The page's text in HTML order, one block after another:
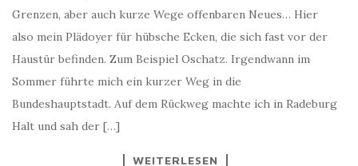
Grenzen, aber auch kurze Wege offenbaren Neues… Hier
also mein Plädoyer für hübsche Ecken, die sich fast vor der
Haustür befinden. Zum Beispiel Oschatz. Irgendwann im
Sommer führte mich ein kurzer Weg in die
Bundeshauptstadt. Auf dem Rückweg machte ich in Radeburg
Halt und sah der […]
WEITERLESEN